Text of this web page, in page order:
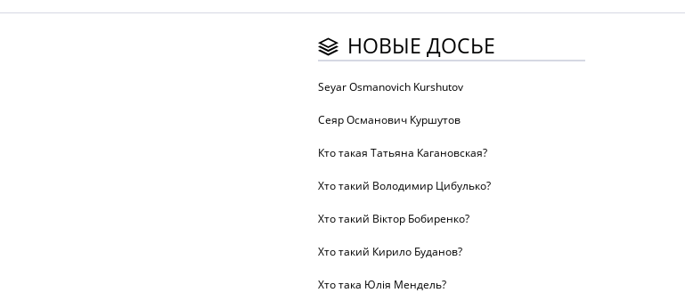
НОВЫЕ ДОСЬЕ
Seyar Osmanovich Kurshutov
Сеяр Османович Куршутов
Кто такая Татьяна Кагановская?
Хто такий Володимир Цибулько?
Хто такий Віктор Бобиренко?
Хто такий Кирило Буданов?
Хто така Юлія Мендель?